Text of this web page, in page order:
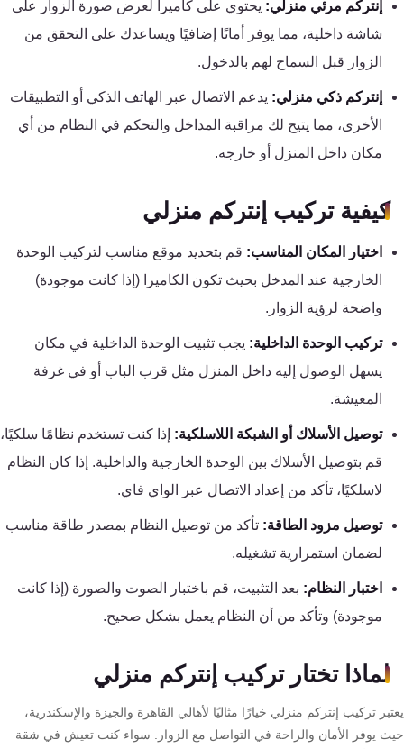
إنتركم مرئي منزلي: يحتوي على كاميرا لعرض صورة الزوار على
شاشة داخلية، مما يوفر أمانًا إضافيًا ويساعدك على التحقق من
الزوار قبل السماح لهم بالدخول.
إنتركم ذكي منزلي: يدعم الاتصال عبر الهاتف الذكي أو التطبيقات
الأخرى، مما يتيح لك مراقبة المداخل والتحكم في النظام من أي
مكان داخل المنزل أو خارجه.
كيفية تركيب إنتركم منزلي
اختيار المكان المناسب:قم بتحديد موقع مناسب لتركيب الوحدة
الخارجية عند المدخل بحيث تكون الكاميرا (إذا كانت موجودة)
واضحة لرؤية الزوار.
تركيب الوحدة الداخلية:يجب تثبيت الوحدة الداخلية في مكان
يسهل الوصول إليه داخل المنزل مثل قرب الباب أو في غرفة
المعيشة.
توصيل الأسلاك أو الشبكة اللاسلكية:إذا كنت تستخدم نظامًا سلكيًا،
قم بتوصيل الأسلاك بين الوحدة الخارجية والداخلية. إذا كان النظام
لاسلكيًا، تأكد من إعداد الاتصال عبر الواي فاي.
توصيل مزود الطاقة:تأكد من توصيل النظام بمصدر طاقة مناسب
لضمان استمرارية تشغيله.
اختبار النظام:بعد التثبيت، قم باختبار الصوت والصورة (إذا كانت
موجودة) وتأكد من أن النظام يعمل بشكل صحيح.
لماذا تختار تركيب إنتركم منزلي
تركيب إنتركم منزلي خيارًا مثاليًا لأهالي القاهرة والجيزة والإسكندرية،
يوفر الأمان والراحة في التواصل مع الزوار. سواء كنت تعيش في شقة
إنذار
الحريق
أكسيس
كنترول